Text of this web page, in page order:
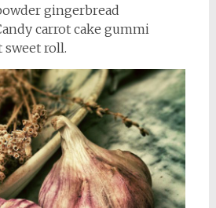
gingerbread
carrot cake gummi
sweet roll.